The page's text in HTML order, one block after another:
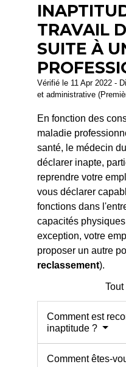
TRAVAIL
SUITE À
Vérifié le 11 Apr 2022 -
et administrative
En fonction des
maladie
santé, le médecin
déclarer inapte,
reprendre votre
vous déclarer
fonctions dans
capacités
exception, votre
proposer un autre
reclassement).
Comment est
inaptitude ?
Comment êtes-